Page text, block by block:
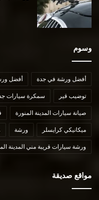
وسوم
أفضل ورشة في جدة أفضل
توضيب قير سمكرة سيارات
صيانة سيارات المدينة المنورة
ميكانيكي كرايسلر ورشة
ورشة سيارات قريبة مني المدينة
مواقع صديقة